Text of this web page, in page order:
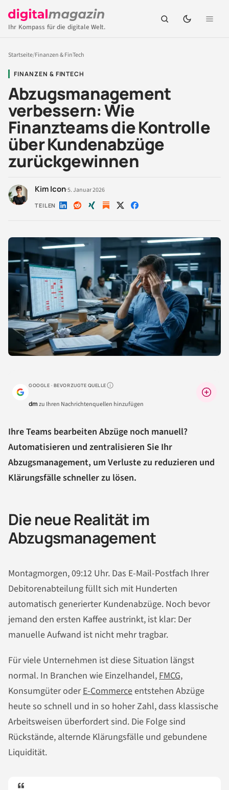
Ihr Kompass für die digitale Welt.
Startseite/Finanzen & FinTech
FINANZEN & FINTECH
Abzugsmanagement
verbessern: Wie
Finanzteams die Kontrolle
über Kundenabzüge
zurückgewinnen
Kim Icon·5. Januar 2026
TEILEN Auf Auf Auf Auf Auf
GOOGLE · BEVORZUGTE QUELLEWarum lohnt sich das?
dmzu Ihren Nachrichtenquellen hinzufügen
Ihre Teams bearbeiten Abzüge noch manuell?
Automatisieren und zentralisieren Sie Ihr
Abzugsmanagement, um Verluste zu reduzieren und
Klärungsfälle schneller zu lösen.
Die neue Realität im
Abzugsmanagement
Montagmorgen, 09:12 Uhr. Das E-Mail-Postfach Ihrer
Debitorenabteilung füllt sich mit Hunderten
automatisch generierter Kundenabzüge. Noch bevor
jemand den ersten Kaffee austrinkt, ist klar: Der
manuelle Aufwand ist nicht mehr tragbar.
Für viele Unternehmen ist diese Situation längst
normal. In Branchen wie Einzelhandel,FMCG,
Konsumgüter oderE-Commerceentstehen Abzüge
heute so schnell und in so hoher Zahl, dass klassische
Arbeitsweisen überfordert sind. Die Folge sind
Rückstände, alternde Klärungsfälle und gebundene
Liquidität.